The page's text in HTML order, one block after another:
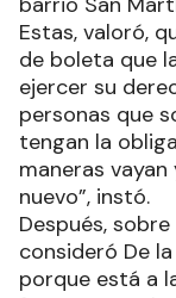
Estas, valoró,
de boleta que
ejercer su
personas que
tengan la
maneras
nuevo”, instó.
Después,
consideró De
porque está a